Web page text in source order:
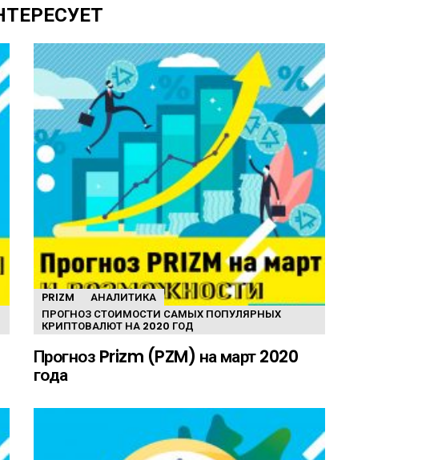
PRIZM
АНАЛИТИКА
ПРОГНОЗ СТОИМОСТИ САМЫХ ПОПУЛЯРНЫХ
КРИПТОВАЛЮТ НА 2020 ГОД
Прогноз Prizm (PZM) на март 2020
года